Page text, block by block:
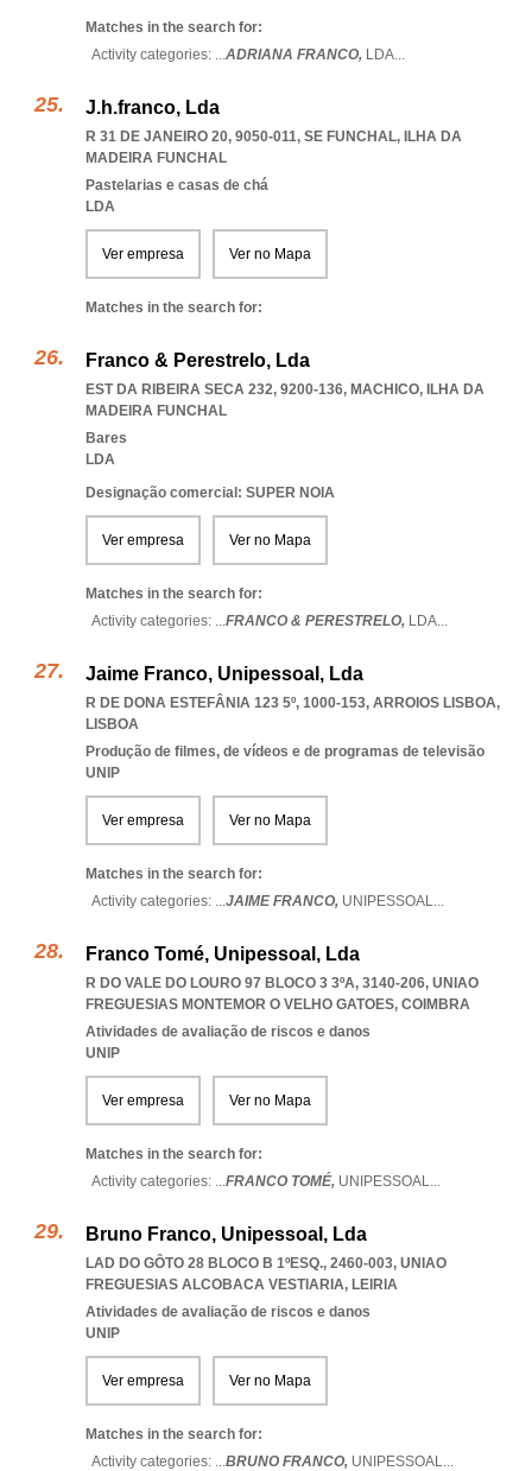
Matches in the search for:
Activity categories: ...ADRIANA FRANCO, LDA...
J.h.franco, Lda
R 31 DE JANEIRO 20, 9050-011, SE FUNCHAL, ILHA DA
MADEIRA FUNCHAL
Pastelarias e casas de chá
LDA
Ver empresa Ver no Mapa
Matches in the search for:
Franco & Perestrelo, Lda
EST DA RIBEIRA SECA 232, 9200-136, MACHICO, ILHA DA
MADEIRA FUNCHAL
Bares
LDA
Designação comercial: SUPER NOIA
Ver empresa Ver no Mapa
Matches in the search for:
Activity categories: ...FRANCO & PERESTRELO, LDA...
Jaime Franco, Unipessoal, Lda
R DE DONA ESTEFÂNIA 123 5º, 1000-153, ARROIOS LISBOA,
LISBOA
Produção de filmes, de vídeos e de programas de televisão
UNIP
Ver empresa Ver no Mapa
Matches in the search for:
Activity categories: ...JAIME FRANCO, UNIPESSOAL...
Franco Tomé, Unipessoal, Lda
R DO VALE DO LOURO 97 BLOCO 3 3ºA, 3140-206, UNIAO
FREGUESIAS MONTEMOR O VELHO GATOES, COIMBRA
Atividades de avaliação de riscos e danos
UNIP
Ver empresa Ver no Mapa
Matches in the search for:
Activity categories: ...FRANCO TOMÉ, UNIPESSOAL...
Bruno Franco, Unipessoal, Lda
LAD DO GÔTO 28 BLOCO B 1ºESQ., 2460-003, UNIAO
FREGUESIAS ALCOBACA VESTIARIA, LEIRIA
Atividades de avaliação de riscos e danos
UNIP
Ver empresa Ver no Mapa
Matches in the search for:
Activity categories: ...BRUNO FRANCO, UNIPESSOAL...